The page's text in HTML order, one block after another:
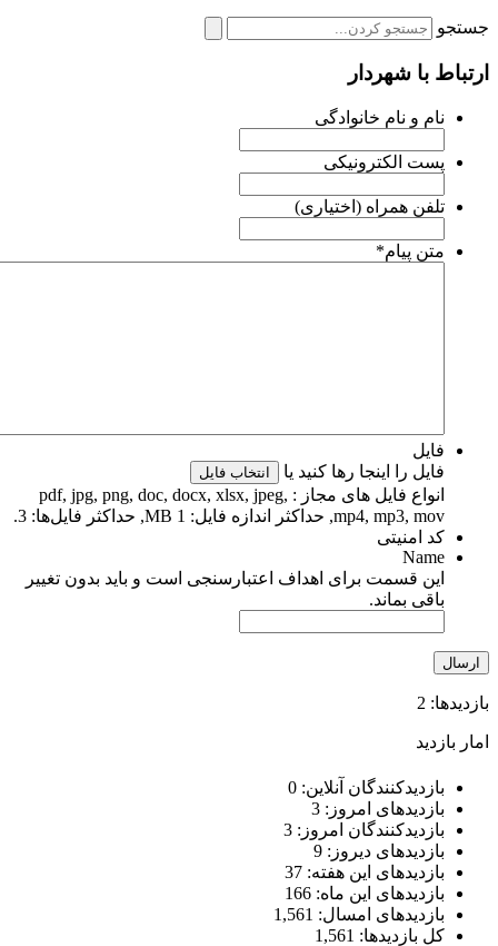
با شهردار
نام و نام خانوادگی
پست الکترونیکی
تلفن همراه (اختیاری)
متن پیام*
فایل
فایل را اینجا رها کنید یا
انتخاب فایل
انواع فایل های مجاز : pdf, jpg, png, doc, docx, xlsx, jpeg,
mp4, mp3, mov, حداکثر اندازه فایل: 1 MB, حداکثر فایل‌ها: 3.
کد امنیتی
Name
این قسمت برای اهداف اعتبارسنجی است و باید بدون تغییر
باقی بماند.
2
بازدید
بازدیدکنندگان آنلاین:0
بازدیدهای امروز:3
بازدیدکنندگان امروز:3
بازدیدهای دیروز:9
بازدیدهای این هفته:37
بازدیدهای این ماه:166
بازدیدهای امسال: 1,561
کل بازدیدها:1,561